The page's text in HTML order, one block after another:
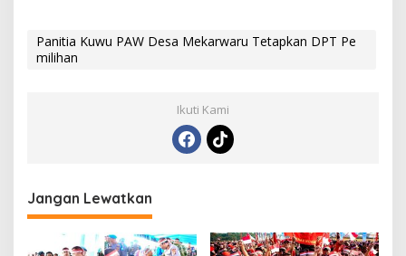
Panitia Kuwu PAW Desa Mekarwaru Tetapkan DPT Pe
milihan
Ikuti Kami
Jangan Lewatkan